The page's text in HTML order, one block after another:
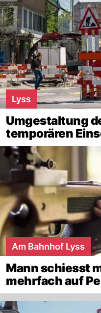
Lyss
Umgestaltung
temporären
Am Bahnhof Lyss
Mann schiesst
mehrfach auf